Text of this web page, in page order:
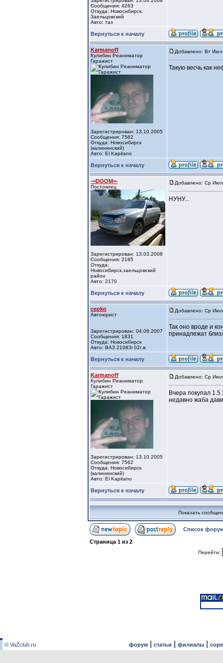
Сообщения: 4263
Откуда: Новосибирск,
Заельцовский
Авто: таз
Вернуться к началу
Karmanoff
Кулибин Реаниматор
Гаражист
Зарегистрирован: 13.10.2005
Сообщения: 7562
Откуда: Новосибирск
(калининский)
Авто: El Kapitano
Добавлено: Вт
Такую весчь как
Вернуться к началу
-=DOOM=-
Постоялец
Зарегистрирован: 13.03.2008
Сообщения: 2185
Откуда:
Новосибирск,заельцовский
район
Авто: 2170
Добавлено: Ср
НУНУ...
Вернуться к началу
cepko
Автоюрист
Зарегистрирован: 04.08.2007
Сообщения: 1831
Откуда: Новосибирск
Авто: ВАЗ 21083i 02г.в.
Добавлено: Ср
Так оно вроде и
принадлежат
Вернуться к началу
Karmanoff
Кулибин Реаниматор
Гаражист
Зарегистрирован: 13.10.2005
Сообщения: 7562
Откуда: Новосибирск
(калининский)
Авто: El Kapitano
Добавлено: Ср
Вчера покупал
недавно жаба
Вернуться к началу
Показать
Список
Страница 1 из 2
Перейти:
© VaZclub.ru форум| статьи филиалы|